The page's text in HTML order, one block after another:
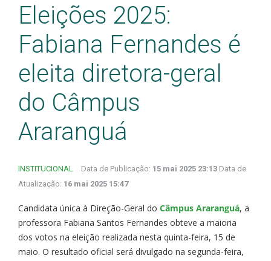
Eleições 2025:
Fabiana Fernandes é
eleita diretora-geral
do Câmpus
Araranguá
INSTITUCIONAL Data de Publicação: 15 mai 2025 23:13 Data de
Atualização: 16 mai 2025 15:47
Candidata única à Direção-Geral do Câmpus Araranguá, a
professora Fabiana Santos Fernandes obteve a maioria
dos votos na eleição realizada nesta quinta-feira, 15 de
maio. O resultado oficial será divulgado na segunda-feira,